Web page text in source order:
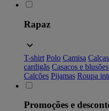
Rapaz
T-shirt Polo Camisa Calças
cardigãs Casacos e blusões
Calções Pijamas Roupa
Promoções e